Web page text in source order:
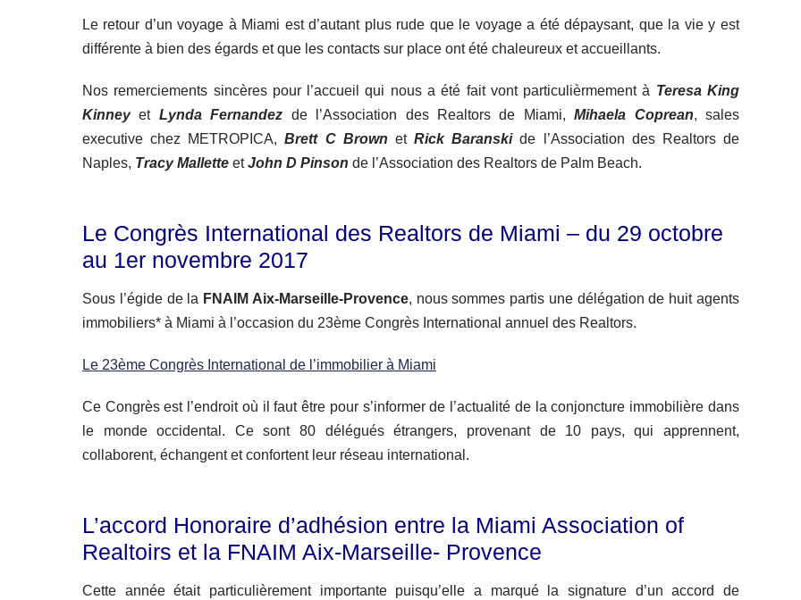
Le retour d’un voyage à Miami est d’autant plus rude que le voyage a été dépaysant, que la vie y est
différente à bien des égards et que les contacts sur place ont été chaleureux et accueillants.
Nos remerciements sincères pour l’accueil qui nous a été fait vont particulièrmement à Teresa King
Kinney et Lynda Fernandez de l’Association des Realtors de Miami,Mihaela Coprean, sales
executive chez METROPICA,Brett C Brown etRick Baranski de l’Association des Realtors de
Naples, Tracy Mallette etJohn D Pinson de l’Association des Realtors de Palm Beach.
Le Congrès International des Realtors de Miami – du 29 octobre
au 1er novembre 2017
Sous l’égide de la FNAIM Aix-Marseille-Provence, nous sommes partis une délégation de huit agents
immobiliers* à Miami à l’occasion du 23ème Congrès International annuel des Realtors.
Le 23ème Congrès International de l’immobilier à Miami
Ce Congrès est l’endroit où il faut être pour s’informer de l’actualité de la conjoncture immobilière dans
le monde occidental. Ce sont 80 délégués étrangers, provenant de 10 pays, qui apprennent,
collaborent, échangent et confortent leur réseau international.
L’accord Honoraire d’adhésion entre la Miami Association of
Realtoirs et la FNAIM Aix-Marseille- Provence
Cette année était particulièrement importante puisqu’elle a marqué la signature d’un accord de